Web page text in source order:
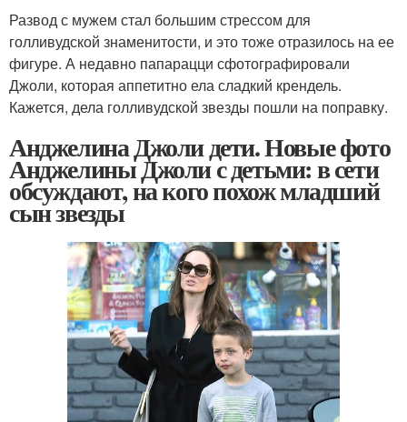
Развод с мужем стал большим стрессом для
голливудской знаменитости, и это тоже отразилось на ее
фигуре. А недавно папарацци сфотографировали
Джоли, которая аппетитно ела сладкий крендель.
Кажется, дела голливудской звезды пошли на поправку.
Анджелина Джоли дети. Новые фото
Анджелины Джоли с детьми: в сети
обсуждают, на кого похож младший
сын звезды